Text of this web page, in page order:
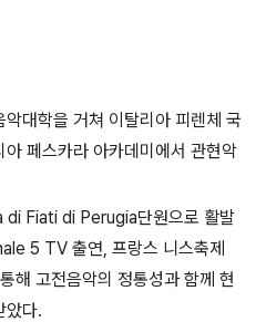
대학을 거쳐 이탈리아 피렌체 국
페스카라 아카데미에서 관현악
Fiati di Perugia단원으로 활발
5 TV 출연, 프랑스 니스축제
해 고전음악의 정통성과 함께 현
았다.